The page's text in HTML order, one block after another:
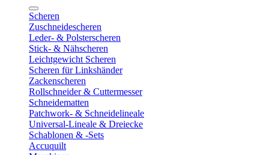
Scheren
Zuschneidescheren
Leder- & Polsterscheren
Stick- & Nähscheren
Leichtgewicht Scheren
Scheren für Linkshänder
Zackenscheren
Rollschneider & Cuttermesser
Schneidematten
Patchwork- & Schneidelineale
Universal-Lineale & Dreiecke
Schablonen & -Sets
Accuquilt